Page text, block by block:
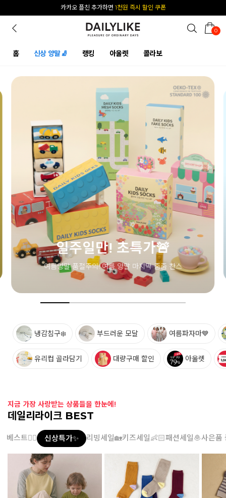
카카오 플친 추가하면 1천원 즉시 할인 쿠폰
[공식몰 단독] 앱 다운받고 2% 결제 할인 받기
0
홈 신상 양말🧦 랭킹 아울렛 콜라보
냉감침구❄️ 부드러운 모달 여름파자마💙
유리컵 골라담기 대량구매 할인 아울렛
지금 가장 사랑받는 상품들을 한눈에!
데일리라이크 BEST
베스트👍🏻 신상특가✨ 리빙세일🏡키즈세일👶🏻패션세일🧆사은품